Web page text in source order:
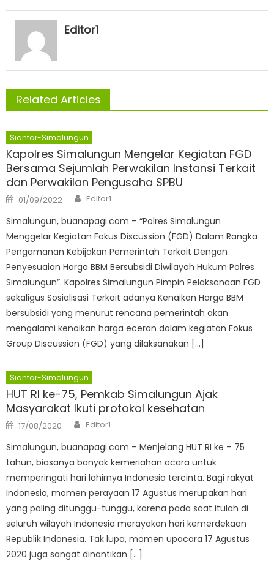
Editor1
Related Articles
Siantar-Simalungun
Kapolres Simalungun Mengelar Kegiatan FGD
Bersama Sejumlah Perwakilan Instansi Terkait
dan Perwakilan Pengusaha SPBU
Posted
on
01/09/2022 Author
Editor1
Simalungun, buanapagi.com – “Polres Simalungun
Menggelar Kegiatan Fokus Discussion (FGD) Dalam Rangka
Pengamanan Kebijakan Pemerintah Terkait Dengan
Penyesuaian Harga BBM Bersubsidi Diwilayah Hukum Polres
Simalungun”. Kapolres Simalungun Pimpin Pelaksanaan FGD
sekaligus Sosialisasi Terkait adanya Kenaikan Harga BBM
bersubsidi yang menurut rencana pemerintah akan
mengalami kenaikan harga eceran dalam kegiatan Fokus
Group Discussion (FGD) yang dilaksanakan […]
Siantar-Simalungun
HUT RI ke-75, Pemkab Simalungun Ajak
Masyarakat Ikuti protokol kesehatan
Posted
on
17/08/2020 Author
Editor1
Simalungun, buanapagi.com – Menjelang HUT RI ke – 75
tahun, biasanya banyak kemeriahan acara untuk
memperingati hari lahirnya Indonesia tercinta. Bagi rakyat
Indonesia, momen perayaan 17 Agustus merupakan hari
yang paling ditunggu-tunggu, karena pada saat itulah di
seluruh wilayah Indonesia merayakan hari kemerdekaan
Republik Indonesia. Tak lupa, momen upacara 17 Agustus
2020 juga sangat dinantikan […]